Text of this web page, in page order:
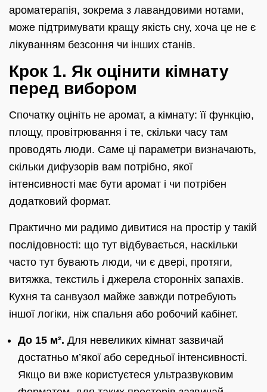
ароматерапія, зокрема з лавандовими нотами,
може підтримувати кращу якість сну, хоча це не є
лікуванням безсоння чи інших станів.
Крок 1. Як оцінити кімнату
перед вибором
Спочатку оцініть не аромат, а кімнату: її функцію,
площу, провітрювання і те, скільки часу там
проводять люди. Саме ці параметри визначають,
скільки дифузорів вам потрібно, якої
інтенсивності має бути аромат і чи потрібен
додатковий формат.
Практично ми радимо дивитися на простір у такій
послідовності: що тут відбувається, наскільки
часто тут бувають люди, чи є двері, протяги,
витяжка, текстиль і джерела сторонніх запахів.
Кухня та санвузол майже завжди потребують
іншої логіки, ніж спальня або робочий кабінет.
До 15 м². Для невеликих кімнат зазвичай
достатньо м’якої або середньої інтенсивності.
Якщо ви вже користуєтеся ультразвуковим